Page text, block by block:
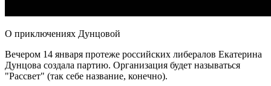
О приключениях Дунцовой
Вечером 14 января протеже российских либералов Екатерина
Дунцова создала партию. Организация будет называться
"Рассвет" (так себе название, конечно).